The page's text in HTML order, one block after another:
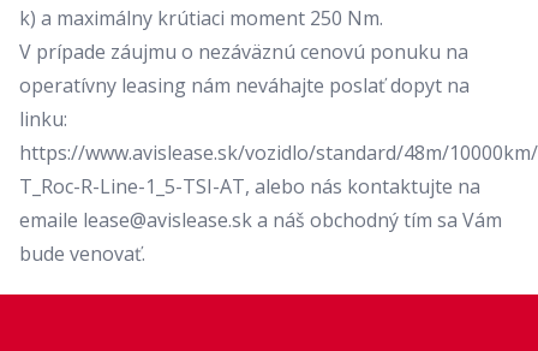
k) a maximálny krútiaci moment 250 Nm.
V prípade záujmu o nezáväznú cenovú ponuku na
operatívny leasing nám neváhajte poslať dopyt na
linku:
https://www.avislease.sk/vozidlo/standard/48m/
T_Roc-R-Line-1_5-TSI-AT, alebo nás kontaktujte na
emaile lease@avislease.ska náš obchodný tím sa Vám
bude venovať.